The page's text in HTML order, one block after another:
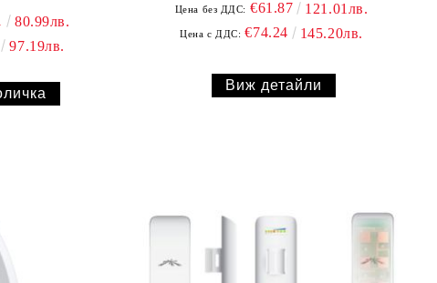
80.99лв.
97.19лв.
Цена без ДДС: €61.87 121.01лв.
Цена с ДДС: €74.24 145.20лв.
Виж детайли